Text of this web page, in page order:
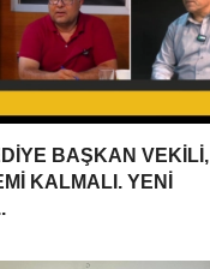
BAŞKAN VEKİLİ,
KALMALI. YENİ